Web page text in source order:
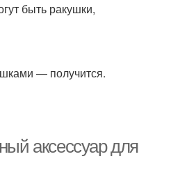
быть ракушки,
— получится.
аксессуар для